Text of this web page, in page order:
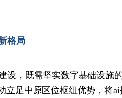
格局
设，既需坚实数字基础设施
立足中原区位枢纽优势，将